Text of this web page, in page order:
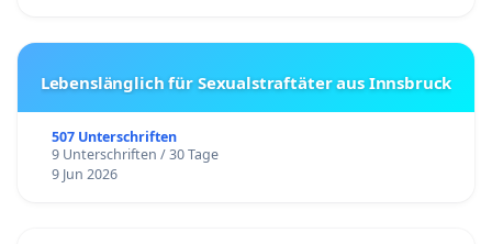
Lebenslänglich für Sexualstraftäter aus Innsbruck
507 Unterschriften
9 Unterschriften / 30 Tage
9 Jun 2026